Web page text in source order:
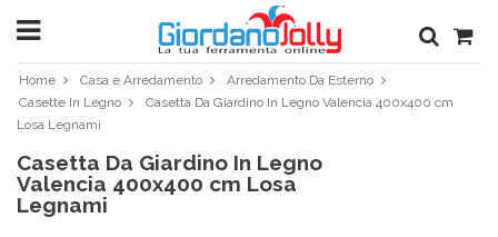
Home Casa e Arredamento
Arredamento Da Esterno
Casette In Legno
Casetta Da Giardino In Legno Valencia 400x400 cm
Losa Legnami
Casetta Da Giardino In Legno
Valencia 400x400 cm Losa
Legnami